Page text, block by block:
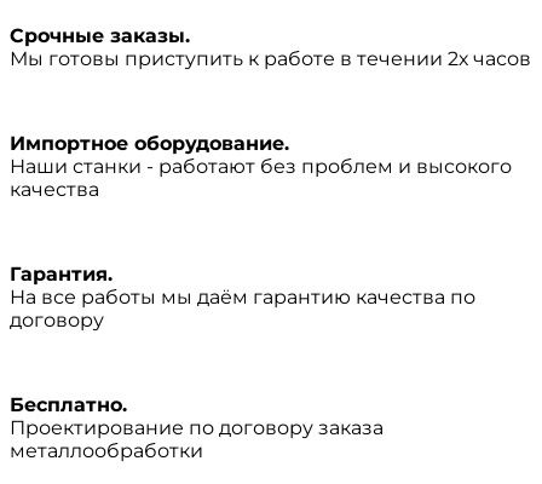
Срочные заказы.
Мы готовы приступить к работе в течении 2х часов
Импортное оборудование.
Наши станки - работают без проблем и высокого
качества
Гарантия.
На все работы мы даём гарантию качества по
договору
Бесплатно.
Проектирование по договору заказа
металлообработки